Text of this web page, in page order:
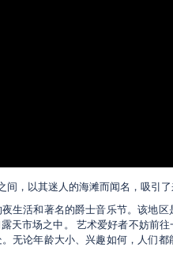
，以其迷人的海滩而闻名，吸引了
生活和著名的爵士音乐节。该地
天市场之中。 艺术爱好者不妨前
无论年龄大小、兴趣如何，人们